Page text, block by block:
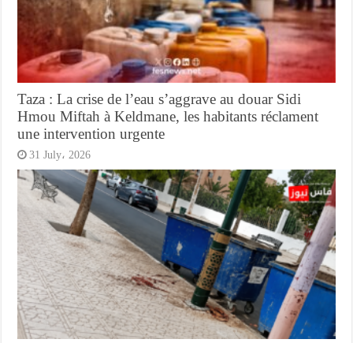
Taza : La crise de l’eau s’aggrave au douar Sidi
Hmou Miftah à Keldmane, les habitants réclament
une intervention urgente
31 July، 2026